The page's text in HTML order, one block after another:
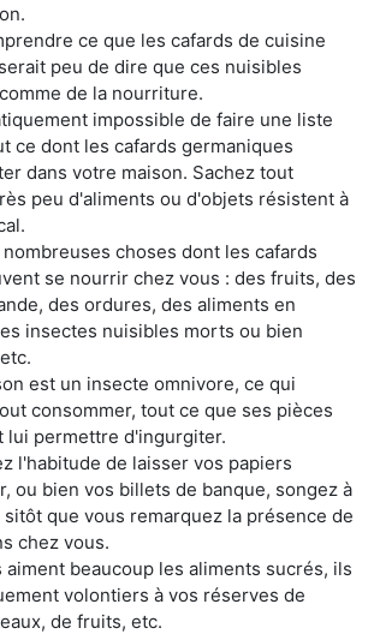
ce que les cafards de cuisine
peu de dire que ces nuisibles
de la nourriture.
impossible de faire une liste
ce dont les cafards germaniques
dans votre maison. Sachez tout
peu d'aliments ou d'objets résistent à
choses dont les cafards
se nourrir chez vous : des fruits, des
des ordures, des aliments en
insectes nuisibles morts ou bien
est un insecte omnivore, ce qui
consommer, tout ce que ses pièces
lui permettre d'ingurgiter.
l'habitude de laisser vos papiers
ou bien vos billets de banque, songez à
que vous remarquez la présence de
chez vous.
aiment beaucoup les aliments sucrés, ils
volontiers à vos réserves de
de fruits, etc.